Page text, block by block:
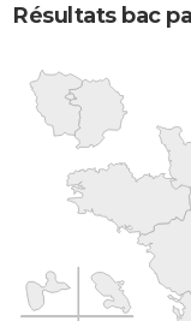
Résultats bac